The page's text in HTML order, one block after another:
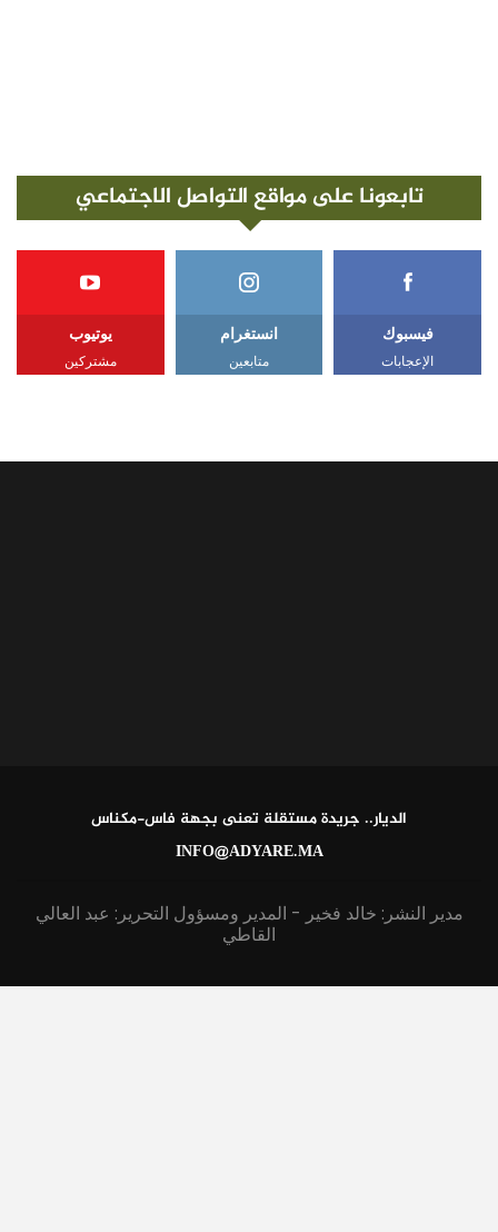
تابعونا على مواقع التواصل الاجتماعي
فيسبوك
الإعجابات
انستغرام
متابعين
يوتيوب
مشتركين
الديار.. جريدة مستقلة تعنى بجهة فاس-مكناس
INFO@ADYARE.MA
مدير النشر: خالد فخير - المدير ومسؤول التحرير: عبد العالي
القاطي